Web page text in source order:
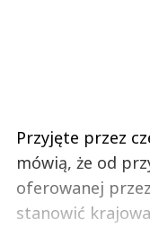
Przyjęte przez
mówią, że od
oferowanej
stanowić